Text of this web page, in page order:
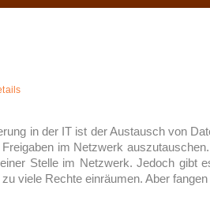
in der IT ist der Austausch von
im Netzwerk
Stelle im Netzwerk. Jedoch gibt
viele Rechte einräumen. Aber